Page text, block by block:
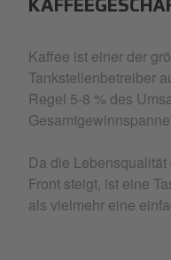
Kaffee ist einer der
Tankstellenbetreiber
Regel 5-8 % des
Da die
Front steigt, ist eine
als vielmehr eine